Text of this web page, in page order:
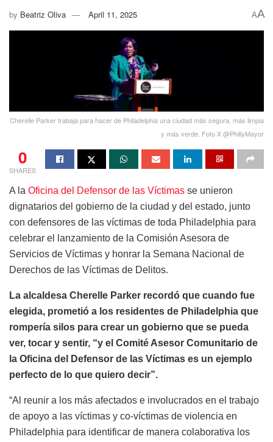
by Beatriz Oliva April 11, 2025 AA
Cherelle Parker trabaja para hacer de Philadelphia una ciudad más segura, más limpia
y más verde. Foto X @PhillyMayor
0
SHARES
A la Oficina del Defensor de las Víctimas se unieron
dignatarios del gobierno de la ciudad y del estado, junto
con defensores de las víctimas de toda Philadelphia para
celebrar el lanzamiento de la Comisión Asesora de
Servicios de Víctimas y honrar la Semana Nacional de
Derechos de las Víctimas de Delitos.
La alcaldesa Cherelle Parker recordó que cuando fue
elegida, prometió a los residentes de Philadelphia que
rompería silos para crear un gobierno que se pueda
ver, tocar y sentir, “y el Comité Asesor Comunitario de
la Oficina del Defensor de las Víctimas es un ejemplo
perfecto de lo que quiero decir”.
“Al reunir a los más afectados e involucrados en el trabajo
de apoyo a las víctimas y co-víctimas de violencia en
Philadelphia para identificar de manera colaborativa los